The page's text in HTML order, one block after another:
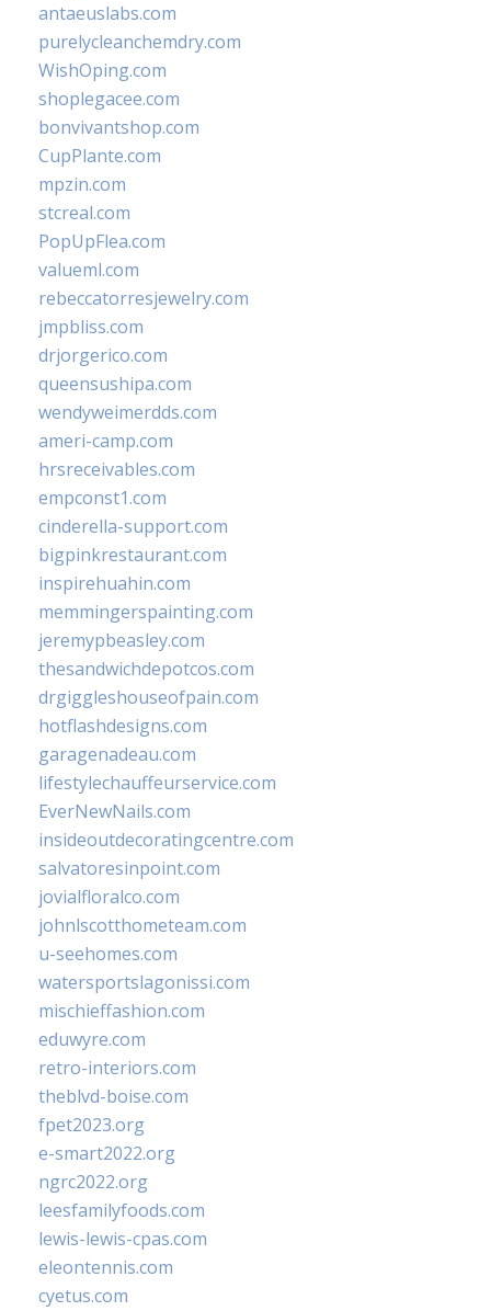
antaeuslabs.com
purelycleanchemdry.com
WishOping.com
shoplegacee.com
bonvivantshop.com
CupPlante.com
mpzin.com
stcreal.com
PopUpFlea.com
valueml.com
rebeccatorresjewelry.com
jmpbliss.com
drjorgerico.com
queensushipa.com
wendyweimerdds.com
ameri-camp.com
hrsreceivables.com
empconst1.com
cinderella-support.com
bigpinkrestaurant.com
inspirehuahin.com
memmingerspainting.com
jeremypbeasley.com
thesandwichdepotcos.com
drgiggleshouseofpain.com
hotflashdesigns.com
garagenadeau.com
lifestylechauffeurservice.com
EverNewNails.com
insideoutdecoratingcentre.com
salvatoresinpoint.com
jovialfloralco.com
johnlscotthometeam.com
u-seehomes.com
watersportslagonissi.com
mischieffashion.com
eduwyre.com
retro-interiors.com
theblvd-boise.com
fpet2023.org
e-smart2022.org
ngrc2022.org
leesfamilyfoods.com
lewis-lewis-cpas.com
eleontennis.com
cyetus.com